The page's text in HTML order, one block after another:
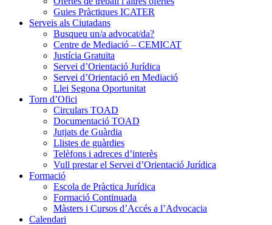
Guies Pràctiques ICATER
Serveis als Ciutadans
Busqueu un/a advocat/da?
Centre de Mediació – CEMICAT
Justícia Gratuïta
Servei d’Orientació Jurídica
Servei d’Orientació en Mediació
Llei Segona Oportunitat
Torn d’Ofici
Circulars TOAD
Documentació TOAD
Jutjats de Guàrdia
Llistes de guàrdies
Telèfons i adreces d’interès
Vull prestar el Servei d’Orientació Jurídica
Formació
Escola de Pràctica Jurídica
Formació Continuada
Màsters i Cursos d’Accés a l’Advocacia
Calendari